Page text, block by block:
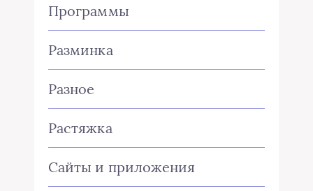
Программы
Разминка
Разное
Растяжка
Сайты и приложения